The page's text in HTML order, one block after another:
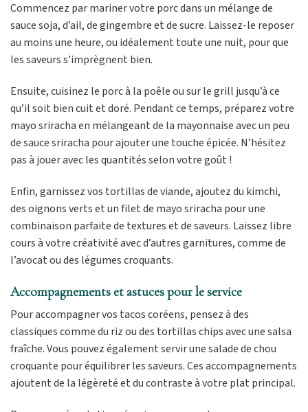
Commencez par mariner votre porc dans un mélange de
sauce soja, d’ail, de gingembre et de sucre. Laissez-le reposer
au moins une heure, ou idéalement toute une nuit, pour que
les saveurs s’imprègnent bien.
Ensuite, cuisinez le porc à la poêle ou sur le grill jusqu’à ce
qu’il soit bien cuit et doré. Pendant ce temps, préparez votre
mayo sriracha en mélangeant de la mayonnaise avec un peu
de sauce sriracha pour ajouter une touche épicée. N’hésitez
pas à jouer avec les quantités selon votre goût !
Enfin, garnissez vos tortillas de viande, ajoutez du kimchi,
des oignons verts et un filet de mayo sriracha pour une
combinaison parfaite de textures et de saveurs. Laissez libre
cours à votre créativité avec d’autres garnitures, comme de
l’avocat ou des légumes croquants.
Accompagnements et astuces pour le service
Pour accompagner vos tacos coréens, pensez à des
classiques comme du riz ou des tortillas chips avec une salsa
fraîche. Vous pouvez également servir une salade de chou
croquante pour équilibrer les saveurs. Ces accompagnements
ajoutent de la légèreté et du contraste à votre plat principal.